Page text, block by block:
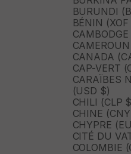
BURUNDI
BÉNIN (XOF
CAMBODGE
CANADA
CAP-VERT
CARAÏBES
(USD $)
CHILI (CLP
CHINE
CHYPRE
CITÉ DU
COLOMBIE